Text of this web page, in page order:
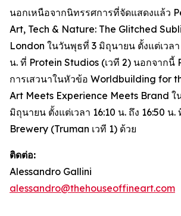
นอกเหนือจากนิทรรศการที่จัดแสดงแล้ว
Art, Tech & Nature: The Glitched
London ในวันพุธที่ 3 มิถุนายน ตั้งแต่เวลา
น. ที่ Protein Studios (เวที 2) นอกจากนี้
การเสวนาในหัวข้อ Worldbuilding for
Art Meets Experience Meets Brand ใ
มิถุนายน ตั้งแต่เวลา 16:10 น. ถึง 16:50 น.
Brewery (Truman เวที 1) ด้วย
ติดต่อ:
Alessandro Gallini
alessandro@thehouseoffineart.com